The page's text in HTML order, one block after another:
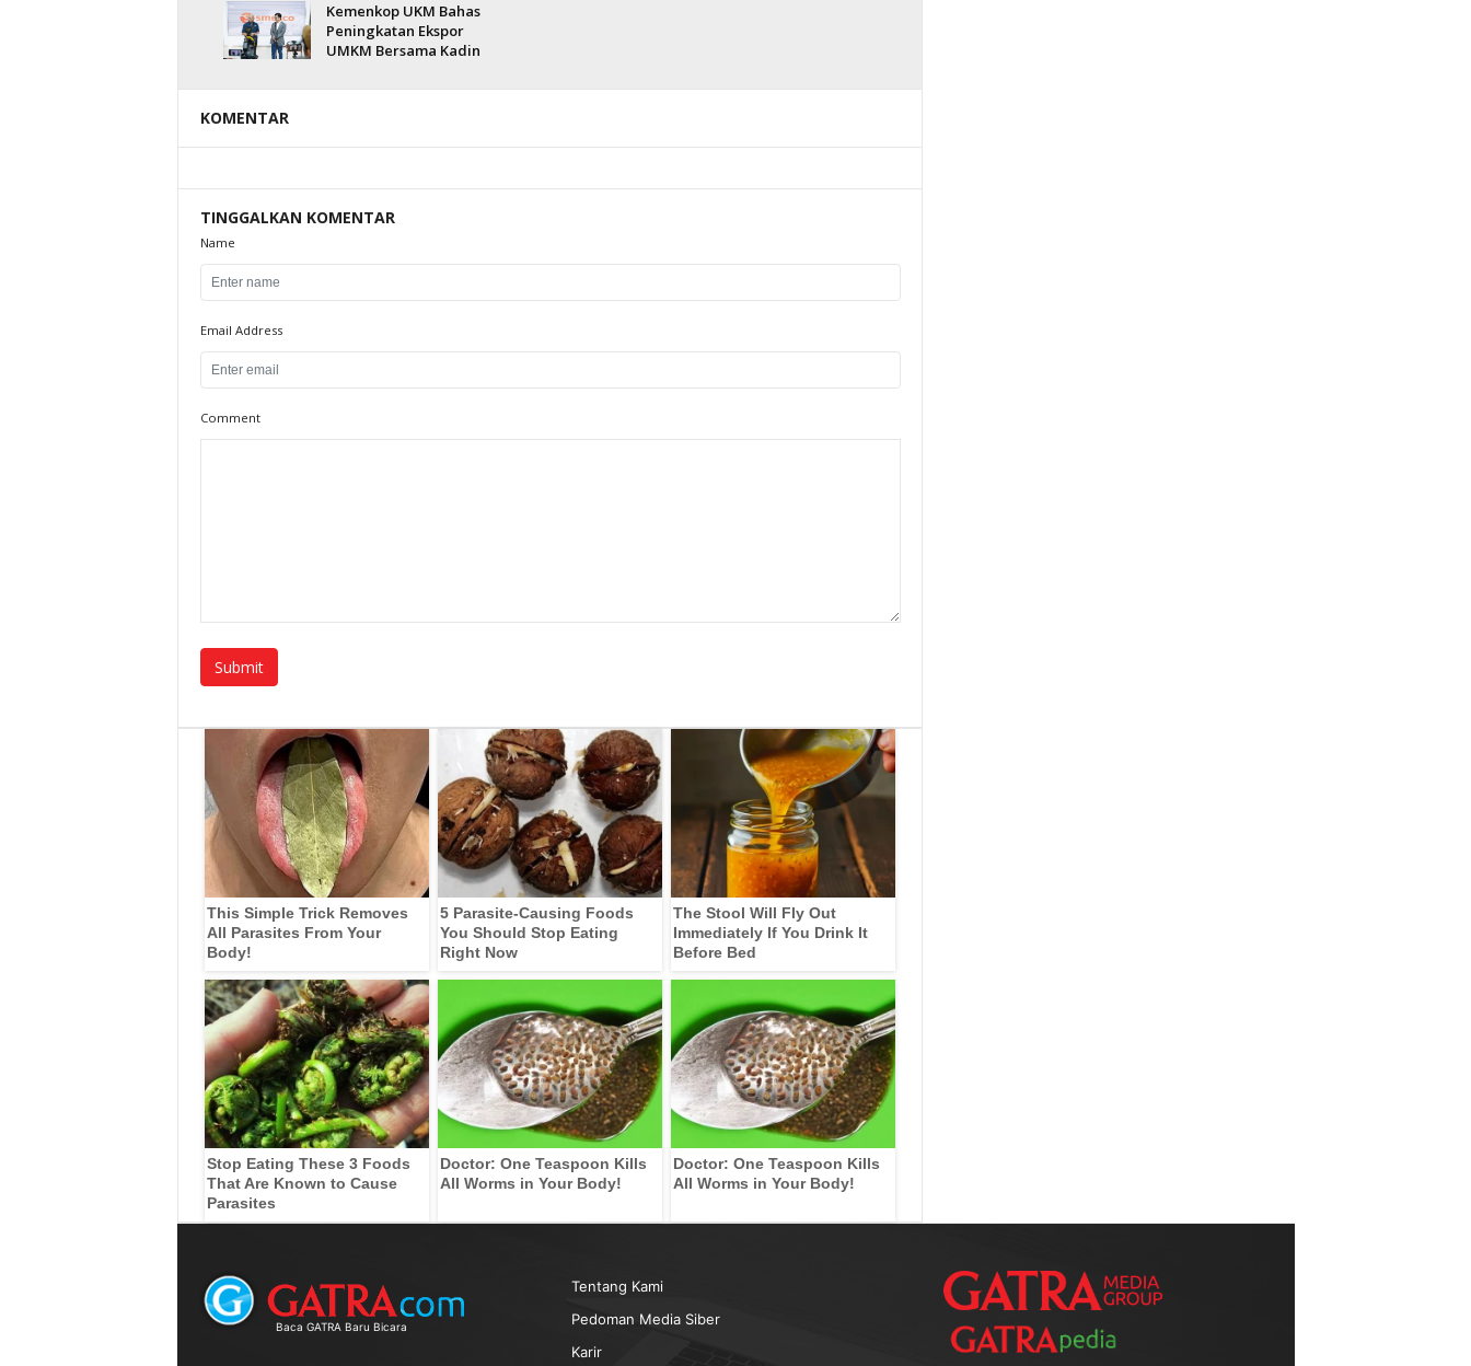
Kemenkop UKM Bahas
Peningkatan Ekspor
UMKM Bersama Kadin
KOMENTAR
TINGGALKAN KOMENTAR
Name
Email Address
Comment
This Simple Trick Removes
All Parasites From Your
Body!
5 Parasite-Causing Foods
You Should Stop Eating
Right Now
The Stool Will Fly Out
Immediately If You Drink It
Before Bed
Stop Eating These 3 Foods
That Are Known to Cause
Parasites
Doctor: One Teaspoon Kills
All Worms in Your Body!
Doctor: One Teaspoon Kills
All Worms in Your Body!
Baca GATRA Baru Bicara
Tentang Kami
Pedoman Media Siber
Karir